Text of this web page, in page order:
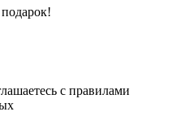
с правилами